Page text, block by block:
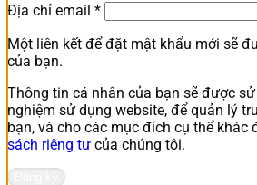
Địa chỉ email *Bắt
buộc
Một liên kết để đặt mật khẩu mới sẽ
của bạn.
Thông tin cá nhân của bạn sẽ được
nghiệm sử dụng website, để quản lý
bạn, và cho các mục đích cụ thể khác
sách riêng tư của chúng tôi.